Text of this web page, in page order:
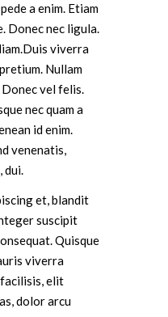
a enim. Etiam
Donec nec ligula.
viverra
Nullam
vel felis.
nec quam a
id enim.
venenatis,
dui.
et, blandit
suscipit
Quisque
viverra
elit
dolor arcu